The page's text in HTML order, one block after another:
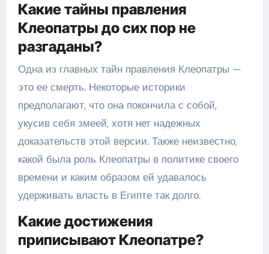
Какие тайны правления
Клеопатры до сих пор не
разгаданы?
Одна из главных тайн правления Клеопатры —
это ее смерть. Некоторые историки
предполагают, что она покончила с собой,
укусив себя змеей, хотя нет надежных
доказательств этой версии. Также неизвестно,
какой была роль Клеопатры в политике своего
времени и каким образом ей удавалось
удерживать власть в Египте так долго.
Какие достижения
приписывают Клеопатре?